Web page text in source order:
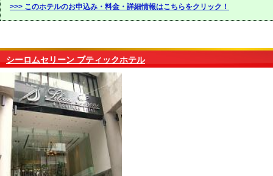
>>> このホテルのお申込み・料金・詳細情報はこちらをクリック！
シーロムセリーン ブティックホテル